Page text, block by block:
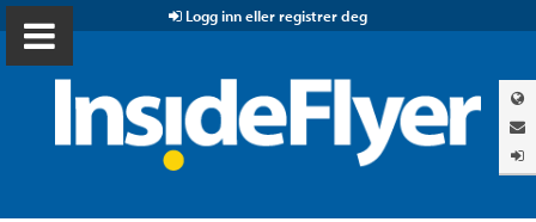
Logg inn eller registrer deg